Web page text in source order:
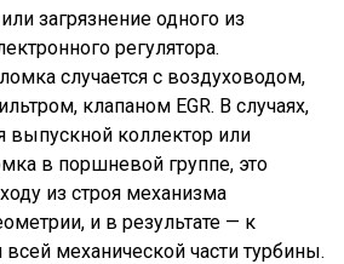
загрязнение одного из
регулятора.
случается с воздуховодом,
клапаном EGR. В случаях,
выпускной коллектор или
в поршневой группе, это
из строя механизма
и в результате — к
всей механической части турбины.